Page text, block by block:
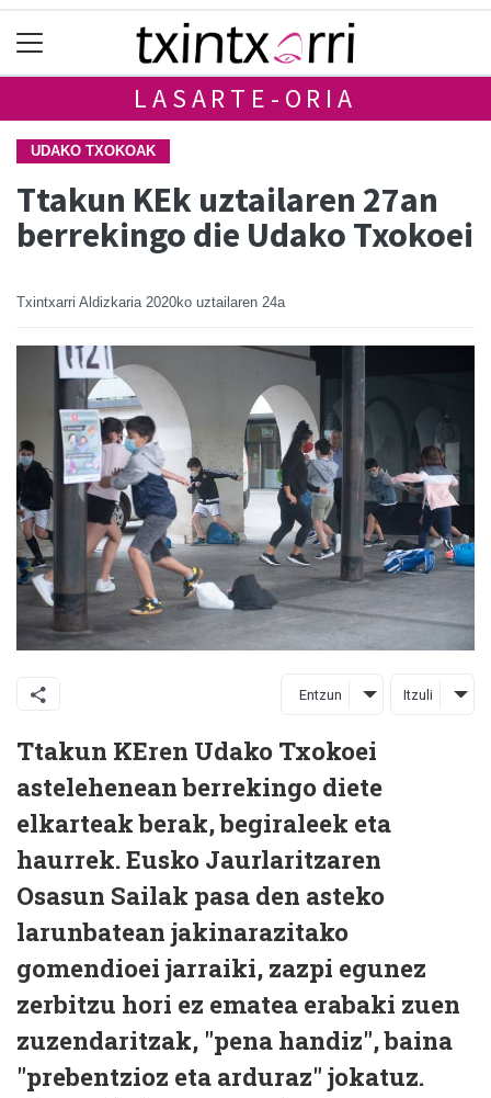
LASARTE-ORIA
UDAKO TXOKOAK
Ttakun KEk uztailaren 27an
berrekingo die Udako Txokoei
Txintxarri Aldizkaria 2020ko uztailaren 24a
Entzun Itzuli
Ttakun KEren Udako Txokoei
astelehenean berrekingo diete
elkarteak berak, begiraleek eta
haurrek. Eusko Jaurlaritzaren
Osasun Sailak pasa den asteko
larunbatean jakinarazitako
gomendioei jarraiki, zazpi egunez
zerbitzu hori ez ematea erabaki zuen
zuzendaritzak, "pena handiz", baina
"prebentzioz eta arduraz" jokatuz.